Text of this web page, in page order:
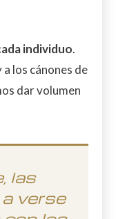
individuo.
los cánones de
dar volumen
las
verse